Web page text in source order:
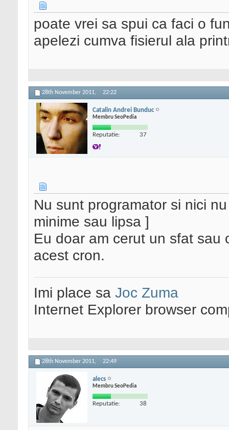
poate vrei sa spui ca faci o
apelezi cumva fisierul ala
28th November 2011, 22:22
Catalin Andrei Bunduc
Membru SeoPedia
Reputatie: 37
Nu sunt programator si nici
minime sau lipsa ]
Eu doar am cerut un sfat sau
acest cron.
Imi place sa Joc Zuma
Internet Explorer browser
28th November 2011, 22:49
alecs
Membru SeoPedia
Reputatie: 38